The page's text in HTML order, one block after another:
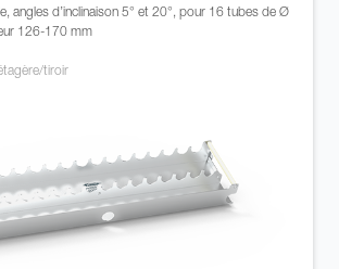
angles d’inclinaison 5° et 20°, pour 16 tubes de Ø
126-170 mm
tiroir